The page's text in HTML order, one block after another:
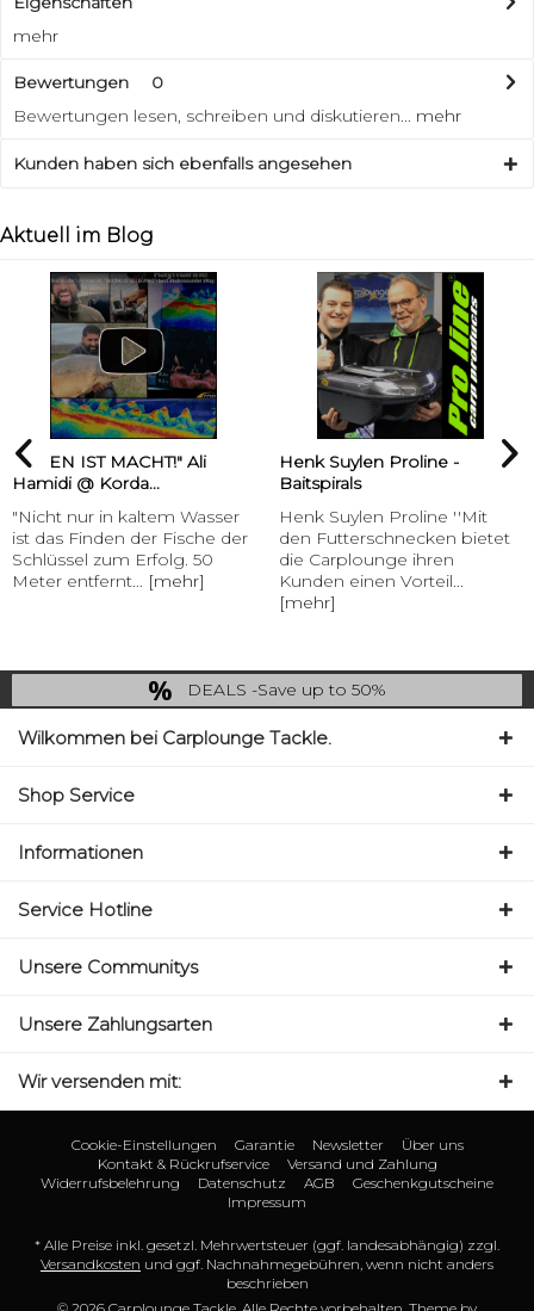
mehr
Bewertungen
0
Bewertungen lesen, schreiben und diskutieren... mehr
Kunden haben sich ebenfalls angesehen
Aktuell im Blog
SEHEN IST MACHT!" Ali
Hamidi @ Korda...
"Nicht nur in kaltem Wasser
ist das Finden der Fische der
Schlüssel zum Erfolg. 50
Meter entfernt... [mehr]
Henk Suylen Proline -
Baitspirals
Henk Suylen Proline ''Mit
den Futterschnecken bietet
die Carplounge ihren
Kunden einen Vorteil...
[mehr]
DEALS -Save up to 50%
Wilkommen bei Carplounge Tackle.
Shop Service
Informationen
Service Hotline
Unsere Communitys
Unsere Zahlungsarten
Wir versenden mit:
Cookie-Einstellungen Garantie Newsletter
Über uns
Kontakt & Rückrufservice
Versand und Zahlung
Widerrufsbelehrung
Datenschutz AGB
Geschenkgutscheine
Impressum
* Alle Preise inkl. gesetzl. Mehrwertsteuer (ggf. landesabhängig) zzgl.
Versandkosten und ggf. Nachnahmegebühren, wenn nicht anders
beschrieben